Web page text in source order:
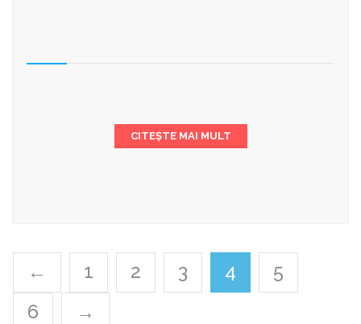
CITEȘTE MAI MULT
← 1 2 3 4
5
6
→